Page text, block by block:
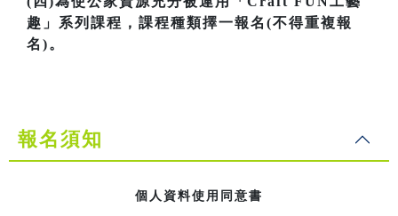
趣」系列課程，課程種類擇一報名(不得重複報
名)。
報名須知
個人資料使用同意書